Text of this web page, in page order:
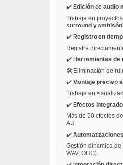
✔️ Edición de audio
Trabaja en
surround y
✔️ Registro en
Registra
✔️ Herramientas de
🛠️ Eliminación de
✔️ Montaje preciso
Trabaja en
✔️ Efectos
Más de 50 efectos
AU.
✔️
Gestión dinámica de
WAV, OGG).